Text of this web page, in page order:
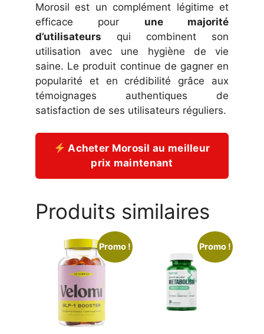
Morosil est un complément légitime et
efficace pour une majorité
d’utilisateurs qui combinent son
utilisation avec une hygiène de vie
saine. Le produit continue de gagner en
popularité et en crédibilité grâce aux
témoignages authentiques de
satisfaction de ses utilisateurs réguliers.
Acheter Morosil au meilleur
prix maintenant
Produits similaires
Promo ! Promo !